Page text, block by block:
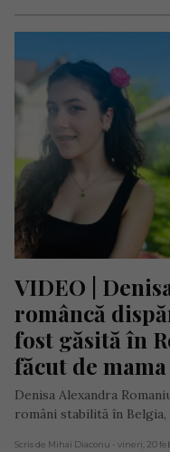
VIDEO |
româncă
fost găsită în
făcut de mama
Denisa Alexandra
români stabilită în
Scris de Mihai Diaconu - vineri, 20